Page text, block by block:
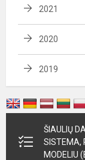
2021
2020
2019
ŠIAULIŲ
SISTEMA,
MODELIU